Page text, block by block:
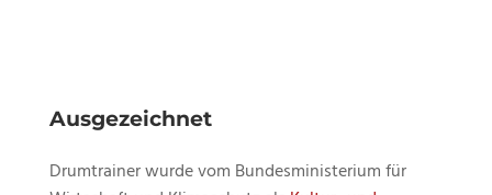
Ausgezeichnet
Drumtrainer wurde vom Bundesministerium für